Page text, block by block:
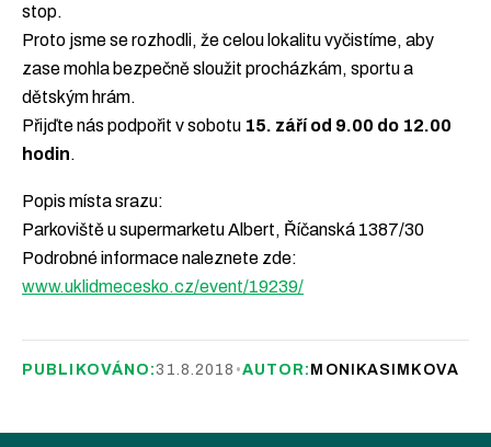
stop.
Proto jsme se rozhodli, že celou lokalitu vyčistíme, aby
zase mohla bezpečně sloužit procházkám, sportu a
dětským hrám.
Přijďte nás podpořit v sobotu 15. září od 9.00 do 12.00
hodin.
Popis místa srazu:
Parkoviště u supermarketu Albert, Říčanská 1387/30
Podrobné informace naleznete zde:
www.uklidmecesko.cz/event/19239/
PUBLIKOVÁNO:31.8.2018 •AUTOR: MONIKASIMKOVA